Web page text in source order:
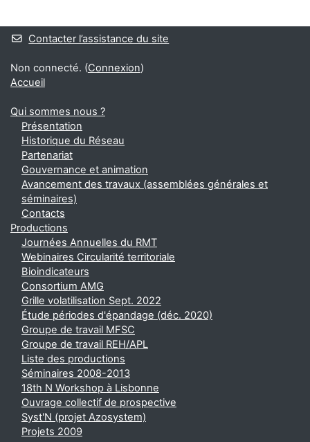
Blocs
Contacter l’assistance du site
Non connecté. (Connexion)
Accueil
Qui sommes nous ?
Présentation
Historique du Réseau
Partenariat
Gouvernance et animation
Avancement des travaux (assemblées générales et
séminaires)
Contacts
Productions
Journées Annuelles du RMT
Webinaires Circularité territoriale
Bioindicateurs
Consortium AMG
Grille volatilisation Sept. 2022
Étude périodes d'épandage (déc. 2020)
Groupe de travail MFSC
Groupe de travail REH/APL
Liste des productions
Séminaires 2008-2013
18th N Workshop à Lisbonne
Ouvrage collectif de prospective
Syst'N (projet Azosystem)
Projets 2009